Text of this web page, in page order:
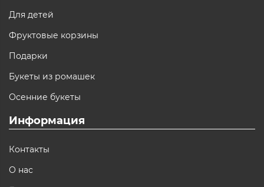
Для детей
Фруктовые корзины
Подарки
Букеты из ромашек
Осенние букеты
Информация
Контакты
О нас